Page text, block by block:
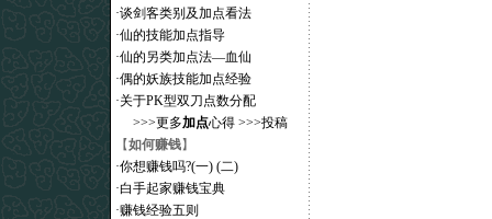
·谈剑客类别及加点看法
·仙的技能加点指导
·仙的另类加点法―血仙
·偶的妖族技能加点经验
·关于PK型双刀点数分配
>>>更多加点心得 >>>投稿
【如何赚钱】
·你想赚钱吗?(一) (二)
·白手起家赚钱宝典
·赚钱经验五则